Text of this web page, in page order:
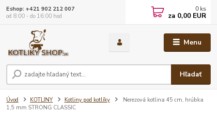
Menu
Hľadať
Eshop: +421 902 212 007
od 8:00 - do 16:00 hod
0 ks
za 0,00 EUR
Úvod KOTLINY Kotliny pod kotlíky
Nerezová kotlina 45 cm, hrúbka
1,5 mm STRONG CLASSIC